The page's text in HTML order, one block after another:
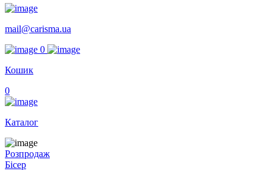
mail@carisma.ua
0
Кошик
0
Каталог
Розпродаж
Бісер